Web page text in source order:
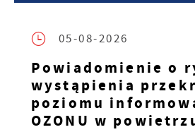
05-08-2026
Powiadomienie o
wystąpienia
poziomu
OZONU w